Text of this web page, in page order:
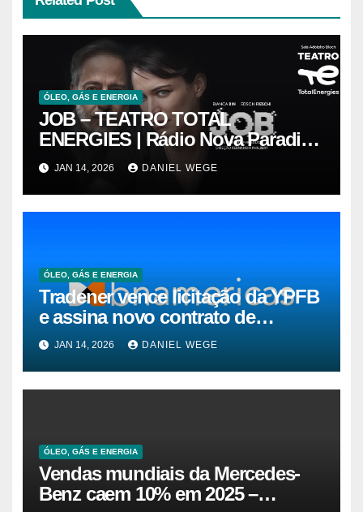
ÓLEO, GÁS E ENERGIA
JOB – TEATRO TOTAL
ENERGIES | Rádio Nova Paradiso
FMJAN 14, 2026 DANIEL WEGE
ÓLEO, GÁS E ENERGIA
Tradener vence licitação da YPFB
e assina novo contrato de
suprimento de gás natural para o
Brasil
JAN 14, 2026 DANIEL WEGE
ÓLEO, GÁS E ENERGIA
Vendas mundiais da Mercedes-
Benz caem 10% em 2025 –